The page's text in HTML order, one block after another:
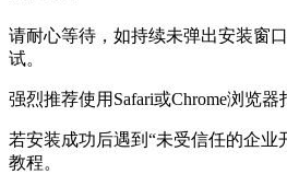
请耐心等待，如持续未弹出安装窗
试。
强烈推荐使用Safari或Chrome浏览器
若安装成功后遇到“未受信任的企业
教程。